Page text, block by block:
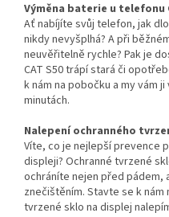
Výměna baterie u telefonu
Ať nabíjíte svůj telefon, jak
nikdy nevyšplhá? A při
neuvěřitelně rychle? Pak je
CAT S50 trápí stará či
k nám na pobočku a my vám
minutách.
Nalepení ochranného
Víte, co je nejlepší prevence
displeji? Ochranné tvrzené
ochráníte nejen před pádem,
znečištěním. Stavte se k nám
tvrzené sklo na displej